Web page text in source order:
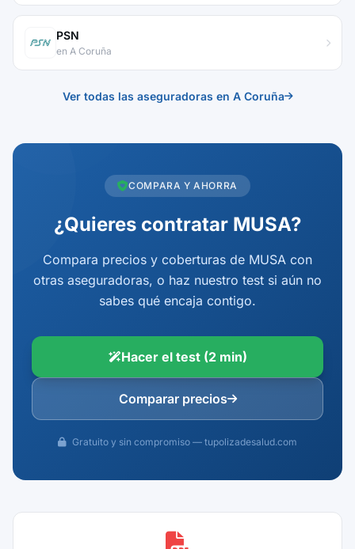
PSN
en A Coruña
Ver todas las aseguradoras en A Coruña
COMPARA Y AHORRA
¿Quieres contratar MUSA?
Compara precios y coberturas de MUSA con
otras aseguradoras, o haz nuestro test si aún no
sabes qué encaja contigo.
Hacer el test (2 min)
Comparar precios
Gratuito y sin compromiso — tupolizadesalud.com